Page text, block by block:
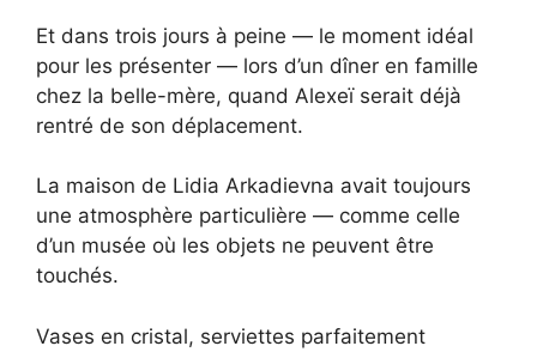
Et dans trois jours à peine — le moment idéal
pour les présenter — lors d’un dîner en famille
chez la belle-mère, quand Alexeï serait déjà
rentré de son déplacement.
La maison de Lidia Arkadievna avait toujours
une atmosphère particulière — comme celle
d’un musée où les objets ne peuvent être
touchés.
Vases en cristal, serviettes parfaitement